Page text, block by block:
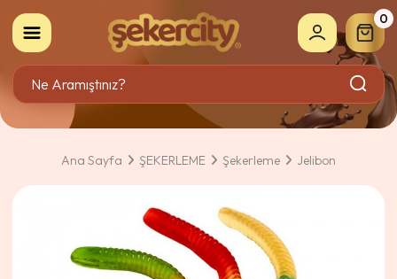
0
Ana Sayfa ŞEKERLEME Şekerleme Jelibon